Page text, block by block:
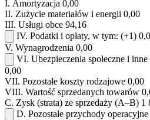
I. Amortyzacja 0,00
II. Zużycie materiałów i energii 0,00
III. Usługi obce 94,16
IV. Podatki i opłaty, w tym: (+1)
V. Wynagrodzenia 0,00
VI. Ubezpieczenia społeczne i
0,00
VII. Pozostałe koszty rodzajowe 0,00
VIII. Wartość sprzedanych towarów
C. Zysk (strata) ze sprzedaży (A–B) 1
D. Pozostałe przychody operacyjne